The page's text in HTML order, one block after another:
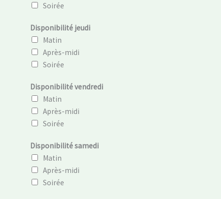
s
Soirée
Disponibilité jeudi
Matin
Après-midi
Soirée
Disponibilité vendredi
Matin
Après-midi
Soirée
Disponibilité samedi
Matin
Après-midi
Soirée